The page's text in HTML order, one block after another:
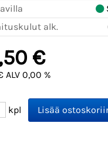
alk.
€
ALV 0,00 %
kpl